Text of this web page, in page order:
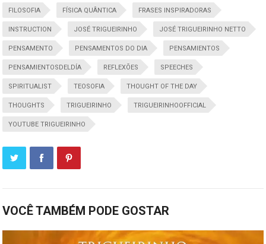
FILOSOFIA FÍSICA QUÂNTICA FRASES INSPIRADORAS
INSTRUCTION JOSÉ TRIGUEIRINHO JOSÉ TRIGUEIRINHO NETTO
PENSAMENTO PENSAMENTOS DO DIA PENSAMIENTOS
PENSAMIENTOSDELDÍA REFLEXÕES SPEECHES
SPIRITUALIST TEOSOFIA THOUGHT OF THE DAY
THOUGHTS TRIGUEIRINHO TRIGUEIRINHOOFFICIAL
YOUTUBE TRIGUEIRINHO
VOCÊ TAMBÉM PODE GOSTAR